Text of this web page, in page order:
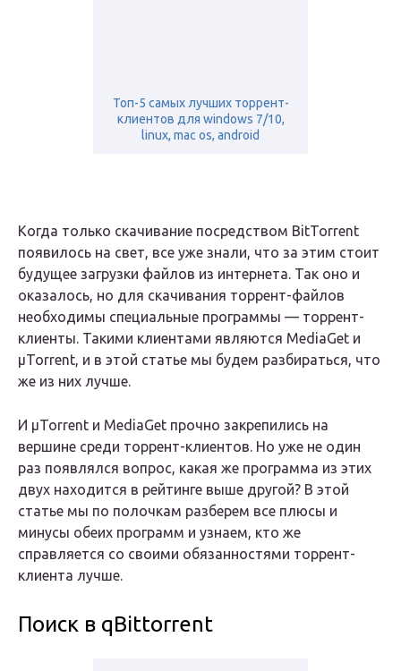
Топ-5 самых лучших торрент-
клиентов для windows 7/10,
linux, mac os, android
Когда только скачивание посредством BitTorrent
появилось на свет, все уже знали, что за этим стоит
будущее загрузки файлов из интернета. Так оно и
оказалось, но для скачивания торрент-файлов
необходимы специальные программы — торрент-
клиенты. Такими клиентами являются MediaGet и
μTorrent, и в этой статье мы будем разбираться, что
же из них лучше.
И μTorrent и MediaGet прочно закрепились на
вершине среди торрент-клиентов. Но уже не один
раз появлялся вопрос, какая же программа из этих
двух находится в рейтинге выше другой? В этой
статье мы по полочкам разберем все плюсы и
минусы обеих программ и узнаем, кто же
справляется со своими обязанностями торрент-
клиента лучше.
Поиск в qBittorrent